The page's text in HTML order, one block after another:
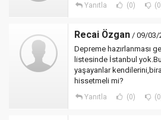
Yanıtla (0)
Recai Özgan / 09/03/
Depreme hazırlanması
listesinde İstanbul
yaşayanlar
hissetmeli mi?
Yanıtla (0)